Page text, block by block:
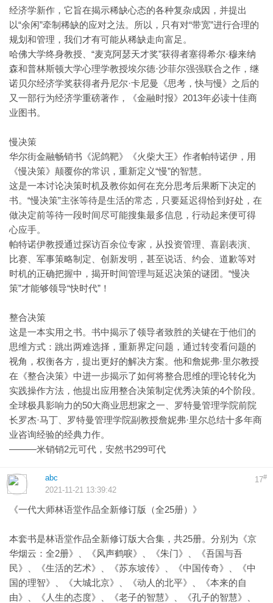
经济学新作，它旨在揭示稀缺心态的各种复杂成因，并提出
以“余闲”牵制稀缺的应对之法。所以，只有对“带宽”进行合理的
规划和管理，我们才有可能从稀缺走向富足。
哈佛大学终身教授、“麦克阿瑟天才奖”获得者塞得希尔·穆来纳
森和普林斯顿大学心理学教授埃尔德·沙菲尔强强联合之作，继
诺贝尔经济学奖获得者丹尼尔·卡尼曼《思考，快与慢》之后的
又一部行为经济学重磅著作，《金融时报》2013年必读十佳商
业图书。
慢决策
华尔街金融畅销书《泥鸽靶》《火柴大王》作者帕特诺伊，用
《慢决策》颠覆你的常识，重新定义“慢”的智慧。
这是一本讨论决策时机及教你如何在充分思考后果断下决定的
书。“慢决策”主张等待是生活的常态，只要延迟得恰到好处，在
做决定前等待一段时间尽可能搜集最多信息，行动起来便可得
心应手。
帕特诺伊教授通过探访百余位专家，从投资管理、喜剧表演、
比赛、军事策略制定、创新发明，甚至说话、约会、道歉等对
时机的正确把握中，揭开时间管理与延迟决策的谜团。“慢决
策”才能够领导“快时代”！
整合决策
这是一本实用之书。书中揭示了领导者致胜的关键在于他们的
思维方式：跳出两难选择，重新界定问题，通过转变看问题的
视角，权衡各方，提出更好的解决方案。他和詹妮弗·里尔教授
在《整合决策》中进一步揭示了如何将整合思维的理论转化为
实践操作方法，他提出应用整合决策制定优秀决策的4个阶段。
全球极具影响力的50大商业思想家之一、罗特曼管理学院前院
长罗杰·马丁、罗特曼管理学院副教授詹妮弗·里尔总结十多年商
业咨询经验的经典力作。
———米销销2元可代，安然书299可代
17#
abc
2021-11-21 13:39:42
《一代大师林语堂作品全新修订版（全25册）》
本套书是林语堂作品全新修订版大合集，共25册。分别为《京
华烟云：全2册》、《风声鹤唳》、《朱门》、《吾国与吾
民》、《生活的艺术》、《苏东坡传》、《中国传奇》、《中
国的理智》、《大城北京》、《动人的北平》、《本来的自
由》、《人生的态度》、《老子的智慧》、《孔子的智慧》、